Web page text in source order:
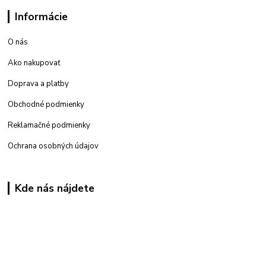
Informácie
O nás
Ako nakupovať
Doprava a platby
Obchodné podmienky
Reklamačné podmienky
Ochrana osobných údajov
Kde nás nájdete